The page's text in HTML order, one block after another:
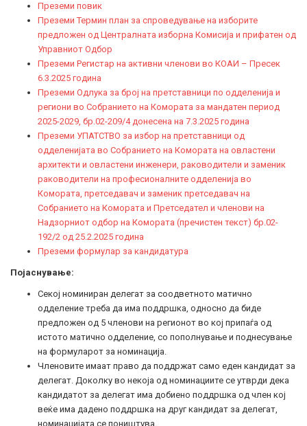
Преземи повик
Преземи Термин план за спроведување на изборите
предложен од Централната изборна Комисија и прифатен од
Управниот Одбор
Преземи Регистар на активни членови во КОАИ – Пресек
6.3.2025 година
Преземи Одлука за број на претставници по одделенија и
региони во Собранието на Комората за мандатен период
2025-2029, бр.02-209/4 донесена на 7.3.2025 година
Преземи УПАТСТВО за избор на претставници од
одделенијата во Собранието на Комората на овластени
архитекти и овластени инженери, раководители и заменик
раководители на професионалните одделенија во
Комората, претседавач и заменик претседавач на
Собранието на Комората и Претседател и членови на
Надзорниот одбор на Комората (пречистен текст) бр.02-
192/2 од 25.2.2025 година
Преземи формулар за кандидатура
Појаснување:
Секој номиниран делегат за соодветното матично
одделение треба да има поддршка, односно да биде
предложен од 5 членови на регионот во кој припаѓа од
истото матично одделение, со пополнување и поднесување
на формуларот за номинација.
Членовите имаат право да поддржат само еден кандидат за
делегат. Доколку во некоја од номинациите се утврди дека
кандидатот за делегат има добиено поддршка од член кој
веќе има дадено поддршка на друг кандидат за делегат,
номинацијата се поништува.